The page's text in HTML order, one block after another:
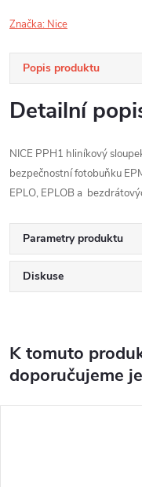
Značka: Nice
Popis produktu
Detailní
NICE PPH1 hliníkový
bezpečnostní fotobuňku
EPLO, EPLOB a
Parametry produktu
Diskuse
K tomuto
doporučujeme